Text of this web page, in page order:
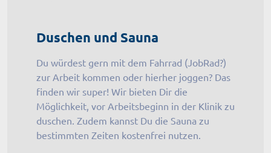
Duschen und Sauna
Du würdest gern mit dem Fahrrad (JobRad?)
zur Arbeit kommen oder hierher joggen? Das
finden wir super! Wir bieten Dir die
Möglichkeit, vor Arbeitsbeginn in der Klinik zu
duschen. Zudem kannst Du die Sauna zu
bestimmten Zeiten kostenfrei nutzen.